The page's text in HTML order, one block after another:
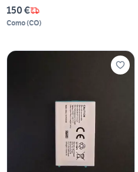
150 €
Como(CO)